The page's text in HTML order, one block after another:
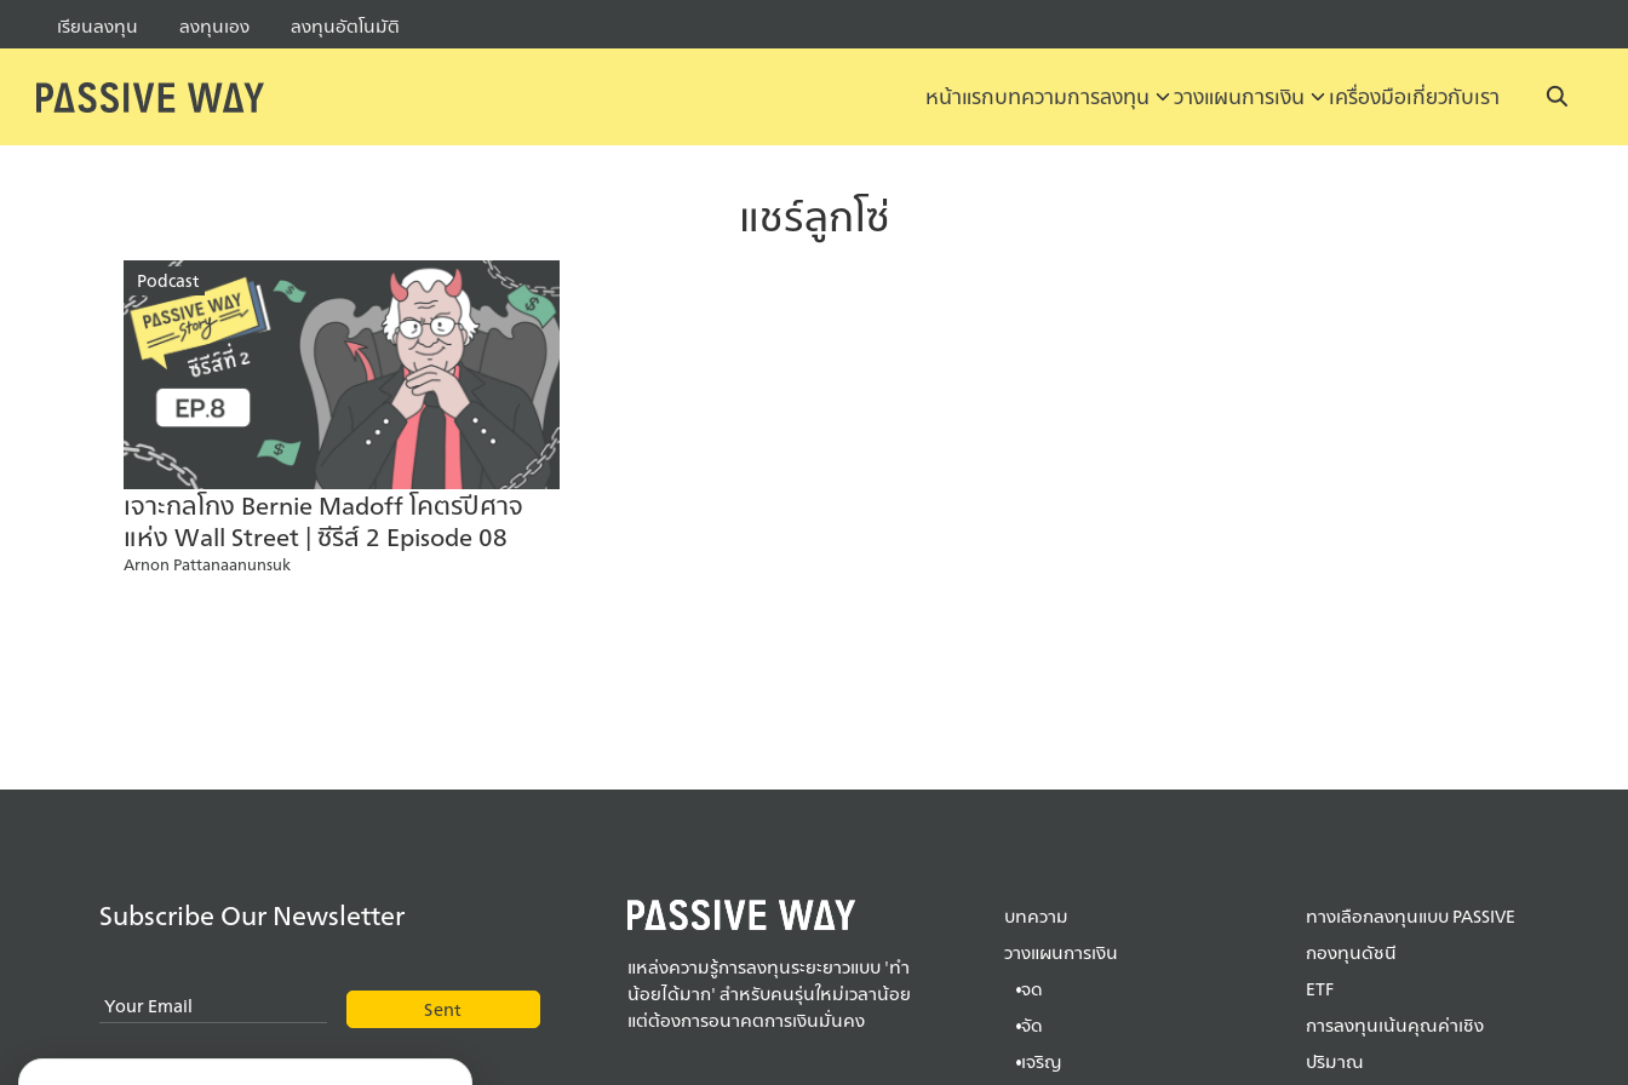
to
เรียนลงทุน ลงทุนเอง ลงทุนอัตโนมัติ
หน้าแรกบทความการลงทุน วางแผนการเงิน เครื่องมือเกี่ยวกับเรา
แชร์ลูกโซ่
Podcast
เจาะกลโกง Bernie Madoff โคตรปีศาจ
แห่ง Wall Street | ซีรีส์ 2 Episode 08
Arnon Pattanaanunsuk
Subscribe Our Newsletter
แหล่งความรู้การลงทุนระยะยาวแบบ 'ทำ
น้อยได้มาก' สำหรับคนรุ่นใหม่เวลาน้อย
แต่ต้องการอนาคตการเงินมั่นคง
บทความ
วางแผนการเงิน
จด
จัด
เจริญ
ทางเลือกลงทุนแบบ PASSIVE
กองทุนดัชนี
ETF
การลงทุนเน้นคุณค่าเชิง
ปริมาณ